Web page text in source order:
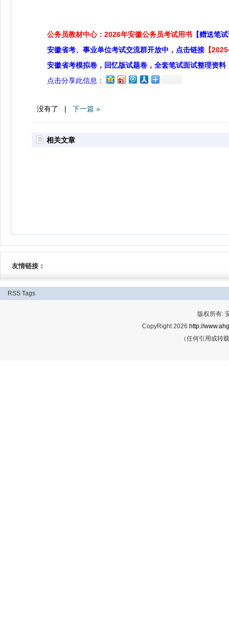
公务员教材中心：2026年安徽公务员考试用书 【赠送笔
安徽省考、事业单位考试交流群开放中，点击链接 【
安徽省考模拟卷，回忆版试题卷，全套笔试面试整理资料
点击分享此信息：
没有了 | 下一篇 »
相关文章
友情链接：
RSS Tags
版权所有:
CopyRight 2026 http://
（任何引用或转